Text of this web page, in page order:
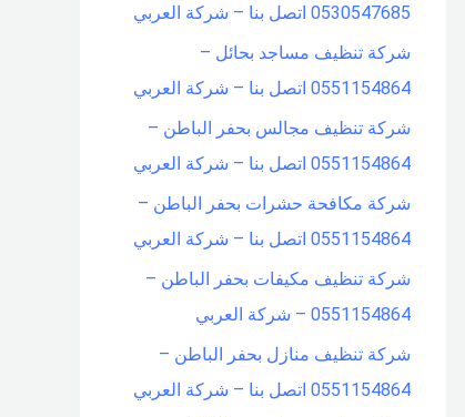
0530547685 اتصل بنا – شركة العربي
شركة تنظيف مساجد بحائل –
0551154864 اتصل بنا – شركة العربي
شركة تنظيف مجالس بحفر الباطن –
0551154864 اتصل بنا – شركة العربي
شركة مكافحة حشرات بحفر الباطن –
0551154864 اتصل بنا – شركة العربي
شركة تنظيف مكيفات بحفر الباطن –
0551154864 – شركة العربي
شركة تنظيف منازل بحفر الباطن –
0551154864 اتصل بنا – شركة العربي